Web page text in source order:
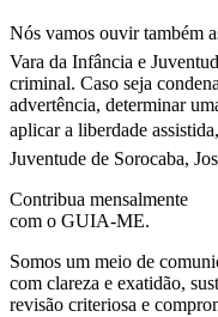
Nós vamos ouvir também
Vara da Infância e
criminal. Caso seja
advertência, determinar
aplicar a liberdade
Juventude de Sorocaba,
Contribua mensalmente
com o GUIA-ME.
Somos um meio de
com clareza e exatidão,
revisão criteriosa e